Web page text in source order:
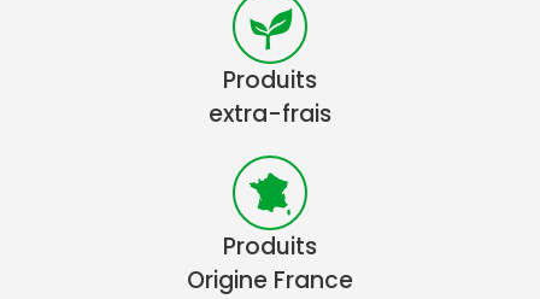
Produits
extra-frais
Produits
Origine France